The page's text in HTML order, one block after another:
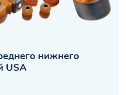
нижнего
USA